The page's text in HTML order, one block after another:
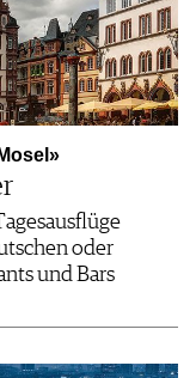
oder
und Bars